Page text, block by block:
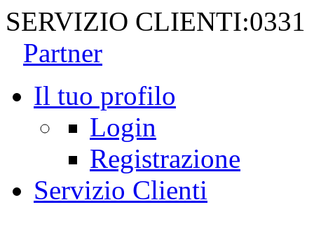
SERVIZIO CLIENTI:0331
Partner
Il tuo profilo
Login
Registrazione
Servizio Clienti